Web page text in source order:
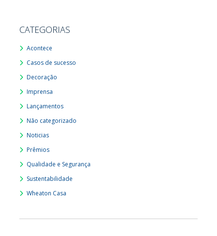
CATEGORIAS
Acontece
Casos de sucesso
Decoração
Imprensa
Lançamentos
Não categorizado
Noticias
Prêmios
Qualidade e Segurança
Sustentabilidade
Wheaton Casa